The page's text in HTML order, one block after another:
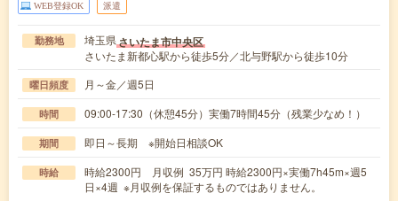
WEB登録OK 派遣
勤務地 埼玉県さいたま市中央区
さいたま新都心駅から徒歩5分／北与野駅から徒歩10分
曜日頻度 月～金／週5日
時間 09:00-17:30（休憩45分）実働7時間45分（残業少なめ！）
期間 即日～長期 ※開始日相談OK
時給
時給2300円 月収例 35万円 時給2300円×実働7h45m×週5
日×4週 ※月収例を保証するものではありません。